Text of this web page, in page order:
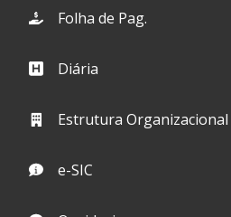
Folha de Pag.
Diária
Estrutura Organizacional
e-SIC